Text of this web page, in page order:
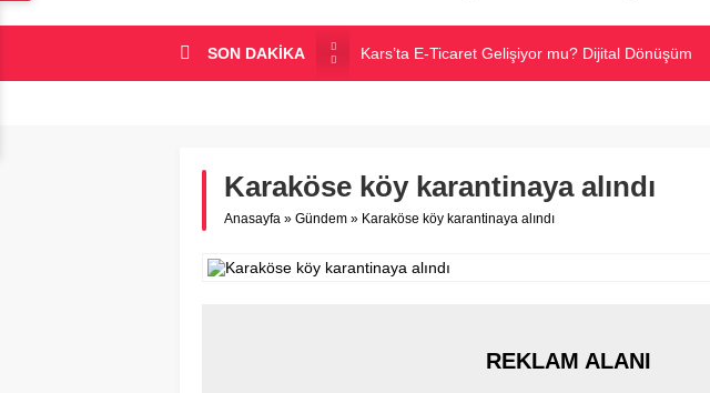
SON DAKİKA
Kars’ta E-Ticaret Gelişiyor mu? Dijital Dönüşüm
Kars Halkı Yeni Parti Hakkında Ne Düşünüyor?
Kağızman Köyleri ve En Çok Kullanılan Soyadları
Karaköse köy karantinaya alındı
Anasayfa » Gündem » Karaköse köy karantinaya alındı
REKLAM ALANI